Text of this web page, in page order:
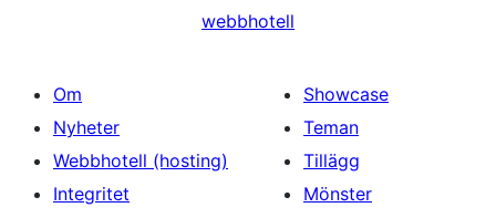
webbhotell
Om
Nyheter
Webbhotell (hosting)
Integritet
Showcase
Teman
Tillägg
Mönster